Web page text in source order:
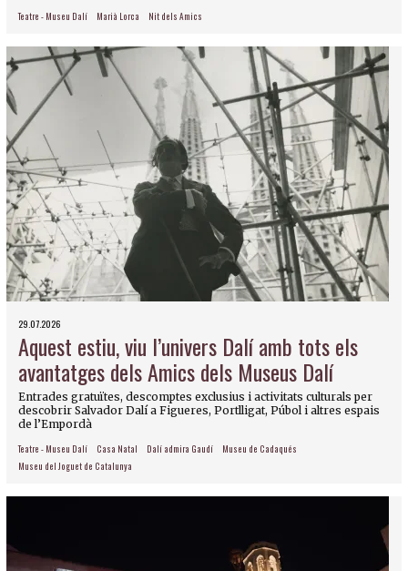
Teatre - Museu Dalí Marià Lorca Nit dels Amics
29.07.2026
Aquest estiu, viu l’univers Dalí amb tots els
avantatges dels Amics dels Museus Dalí
Entrades gratuïtes, descomptes exclusius i activitats culturals per
descobrir Salvador Dalí a Figueres, Portlligat, Púbol i altres espais
de l’Empordà
Teatre - Museu Dalí Casa Natal Dalí admira Gaudí
Museu de Cadaqués
Museu del Joguet de Catalunya